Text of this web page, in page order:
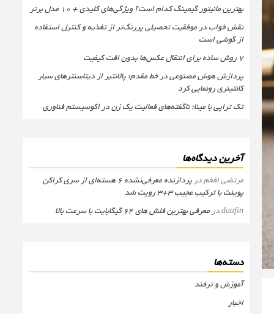
بهترین مانیتور گیمینگ کدام است؟ ویژگی‌های کلیدی + 10 مدل برتر
نقش خواب در موفقیت تحصیلی پررنگ‌تر از تغذیه و کنترل استفاده
از گوشی است
۷ روش ساده برای انتقال عکس‌ها بدون افت کیفیت
پردازش هوش مصنوعی در خط مقدم؛ پالانتیر از دیتاسنترهای سیار
کانتینری رونمایی کرد
تک تراپی با مینا؛ ناگفته‌های فعالیت یک زن در اکوسیستم فناوری
آخرین دیدگاه‌ها
مرتضی افخمدر
پردازنده معرفی‌نشده 6 هسته‌ای از سری کراکن
پوینت با ترکیب عجیب 3+3 رویت شد
daafinدر معرفی بهترین فلش های 64 گیگابایت با سرعت بالا
دسته‌ها
آموزش و ترفند
اخبار